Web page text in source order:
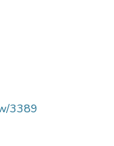
3389